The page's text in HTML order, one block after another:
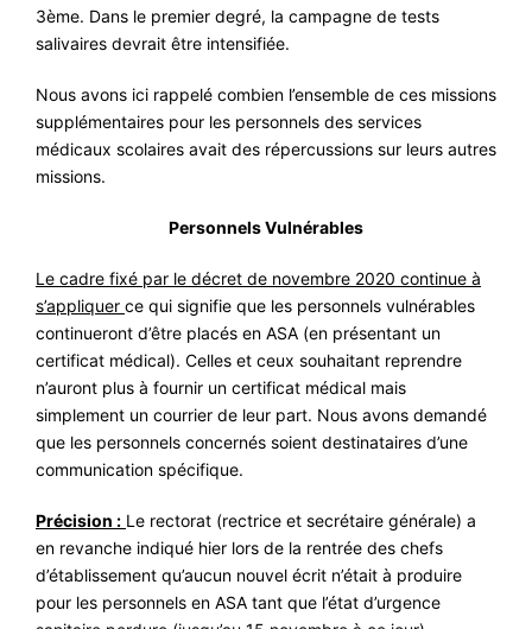
3ème. Dans le premier degré, la campagne de tests
salivaires devrait être intensifiée.
Nous avons ici rappelé combien l’ensemble de ces missions
supplémentaires pour les personnels des services
médicaux scolaires avait des répercussions sur leurs autres
missions.
Personnels Vulnérables
Le cadre fixé par le décret de novembre 2020 continue à
s’appliquer ce qui signifie que les personnels vulnérables
continueront d’être placés en ASA (en présentant un
certificat médical). Celles et ceux souhaitant reprendre
n’auront plus à fournir un certificat médical mais
simplement un courrier de leur part. Nous avons demandé
que les personnels concernés soient destinataires d’une
communication spécifique.
Précision : Le rectorat (rectrice et secrétaire générale) a
en revanche indiqué hier lors de la rentrée des chefs
d’établissement qu’aucun nouvel écrit n’était à produire
pour les personnels en ASA tant que l’état d’urgence